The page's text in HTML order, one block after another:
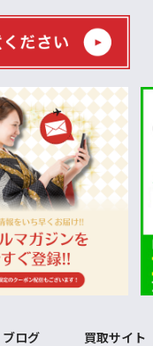
ブログ 買取サイト